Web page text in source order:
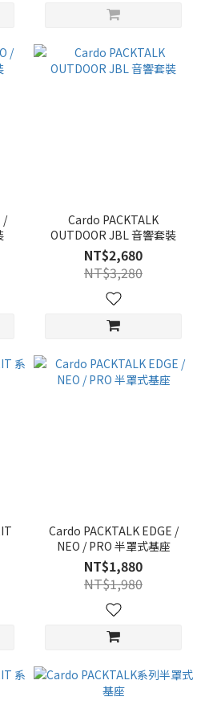
/
Cardo PACKTALK
OUTDOOR JBL 音響套裝
NT$2,680
NT$3,280
Cardo PACKTALK EDGE /
NEO / PRO 半罩式基座
NT$1,880
NT$1,980